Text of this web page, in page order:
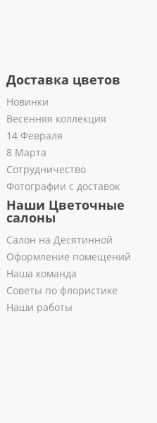
Доставка цветов
Новинки
Весенняя коллекция
14 Февраля
8 Марта
Сотрудничество
Фотографии с доставок
Наши Цветочные
салоны
Салон на Десятинной
Оформление помещений
Наша команда
Советы по флористике
Наши работы